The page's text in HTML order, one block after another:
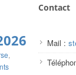
,
Contact
Mail :